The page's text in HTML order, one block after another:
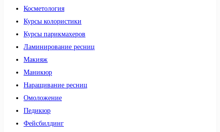
Косметология
Курсы колористики
Курсы парикмахеров
Ламинирование ресниц
Макияж
Маникюр
Наращивание ресниц
Омоложение
Педикюр
Фейсбилдинг